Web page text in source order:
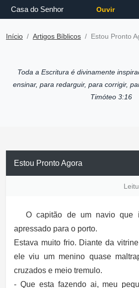
Casa do Senhor Ouvir
Início Artigos Bíblicos Estou Pronto
Toda a Escritura é divinamente
ensinar, para redarguir, para corrigir,
Timóteo 3:16
Estou Pronto Agora
O capitão de um navio que
apressado para o porto.
Estava muito frio. Diante da
ele viu um menino quase
cruzados e meio tremulo.
- Que esta fazendo ai, meu